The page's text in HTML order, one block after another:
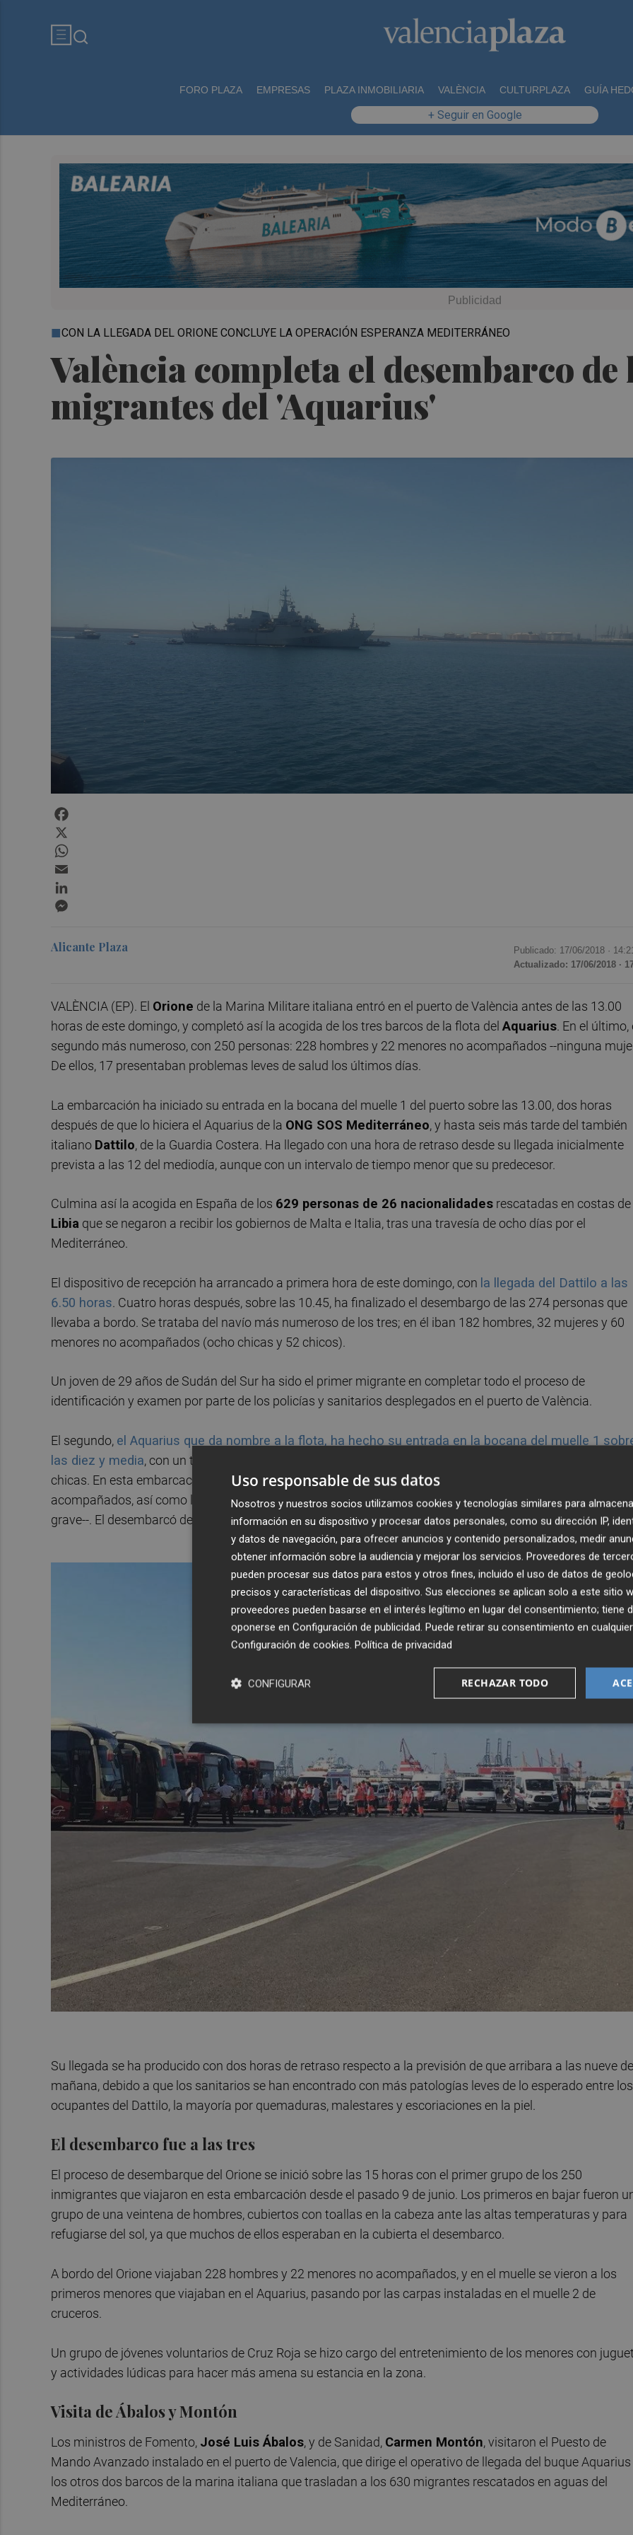
FORO PLAZA EMPRESAS PLAZA INMOBILIARIA VALÈNCIA CULTURPLAZA GUÍA
+ Seguir en Google
València completa el desembarco de
migrantes del 'Aquarius'
CON LA LLEGADA DEL ORIONE CONCLUYE LA OPERACIÓN ESPERANZA MEDITERRÁNEO
Alicante Plaza Publicado: 17/06/2018 ·
Actualizado: 17/06/2018 ·
VALÈNCIA (EP). El Orione de la Marina Militare italiana entró en el puerto de València antes de las 13.00
horas de este domingo, y completó así la acogida de los tres barcos de la flota del Aquarius. En el último,
segundo más numeroso, con 250 personas: 228 hombres y 22 menores no acompañados --ninguna
De ellos, 17 presentaban problemas leves de salud los últimos días.
La embarcación ha iniciado su entrada en la bocana del muelle 1 del puerto sobre las 13.00, dos horas
después de que lo hiciera el Aquarius de la ONG SOS Mediterráneo, y hasta seis más tarde del también
italiano Dattilo, de la Guardia Costera. Ha llegado con una hora de retraso desde su llegada inicialmente
prevista a las 12 del mediodía, aunque con un intervalo de tiempo menor que su predecesor.
Culmina así la acogida en España de los 629 personas de 26 nacionalidades rescatadas en costas de
Libia que se negaron a recibir los gobiernos de Malta e Italia, tras una travesía de ocho días por el
Mediterráneo.
El dispositivo de recepción ha arrancado a primera hora de este domingo, con la llegada del Dattilo a las
6.50 horas. Cuatro horas después, sobre las 10.45, ha finalizado el desembargo de las 274 personas que
llevaba a bordo. Se trataba del navío más numeroso de los tres; en él iban 182 hombres, 32 mujeres y 60
menores no acompañados (ocho chicas y 52 chicos).
Un joven de 29 años de Sudán del Sur ha sido el primer migrante en completar todo el proceso de
identificación y examen por parte de los policías y sanitarios desplegados en el puerto de València.
El segundo, el Aquarius que da nombre a la flota, ha hecho su entrada en la bocana del muelle 1
las diez y media, con un total de 106 migrantes a bordo: 51 hombres, 45 mujeres, nueve chicos y ocho
chicas. En esta embarcación, la menos numerosa de las tres, viajaban seis embarazadas y los diez
acompañados, así como la mayoría de las personas (56) con problemas leves de salud -no había ninguno
grave--. El desembarcó del Aquarius comenzó a las 12:15 horas.
Su llegada se ha producido con dos horas de retraso respecto a la previsión de que arribara a las nueve
mañana, debido a que los sanitarios se han encontrado con más patologías leves de lo esperado entre los
ocupantes del Dattilo, la mayoría por quemaduras, malestares y escoriaciones en la piel.
El desembarco fue a las tres
El proceso de desembarque del Orione se inició sobre las 15 horas con el primer grupo de los 250
inmigrantes que viajaron en esta embarcación desde el pasado 9 de junio. Los primeros en bajar fueron
grupo de una veintena de hombres, cubiertos con toallas en la cabeza ante las altas temperaturas y para
refugiarse del sol, ya que muchos de ellos esperaban en la cubierta el desembarco.
A bordo del Orione viajaban 228 hombres y 22 menores no acompañados, y en el muelle se vieron a los
primeros menores que viajaban en el Aquarius, pasando por las carpas instaladas en el muelle 2 de
cruceros.
Un grupo de jóvenes voluntarios de Cruz Roja se hizo cargo del entretenimiento de los menores con
y actividades lúdicas para hacer más amena su estancia en la zona.
Visita de Ábalos y Montón
Los ministros de Fomento, José Luis Ábalos, y de Sanidad, Carmen Montón, visitaron el Puesto de
Mando Avanzado instalado en el puerto de Valencia, que dirige el operativo de llegada del buque
los otros dos barcos de la marina italiana que trasladan a los 630 migrantes rescatados en aguas del
Mediterráneo.
Uso responsable de sus datos
Nosotros y nuestros socios utilizamos cookies y tecnologías similares para
información en su dispositivo y procesar datos personales, como su dirección IP,
y datos de navegación, para ofrecer anuncios y contenido personalizados, medir
obtener información sobre la audiencia y mejorar los servicios. Proveedores de
pueden procesar sus datos para estos y otros fines, incluido el uso de datos de
precisos y características del dispositivo. Sus elecciones se aplican solo a este sitio
proveedores pueden basarse en el interés legítimo en lugar del consentimiento; tiene
oponerse en Configuración de publicidad. Puede retirar su consentimiento en
Configuración de cookies. Política de privacidad
RECHAZAR TODO
CONFIGURAR